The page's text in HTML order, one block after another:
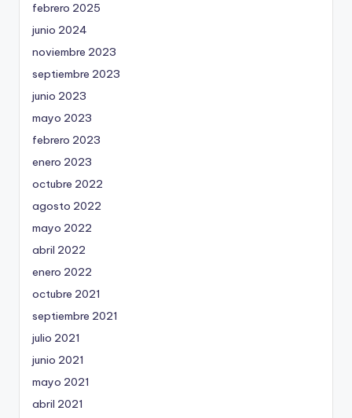
febrero 2025
junio 2024
noviembre 2023
septiembre 2023
junio 2023
mayo 2023
febrero 2023
enero 2023
octubre 2022
agosto 2022
mayo 2022
abril 2022
enero 2022
octubre 2021
septiembre 2021
julio 2021
junio 2021
mayo 2021
abril 2021